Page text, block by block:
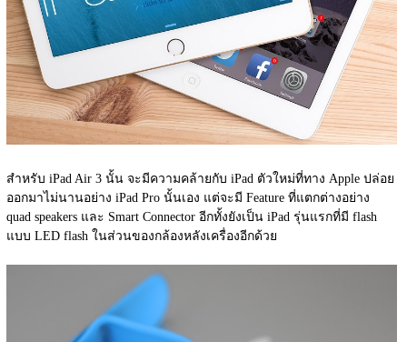
สำหรับ iPad Air 3 นั้น จะมีความคล้ายกับ iPad ตัวใหม่ที่ทาง Apple ปล่อย
ออกมาไม่นานอย่าง iPad Pro นั้นเอง แต่จะมี Feature ที่แตกต่างอย่าง
quad speakers และ Smart Connector อีกทั้งยังเป็น iPad รุ่นแรกที่มี flash
แบบ LED flash ในส่วนของกล้องหลังเครื่องอีกด้วย